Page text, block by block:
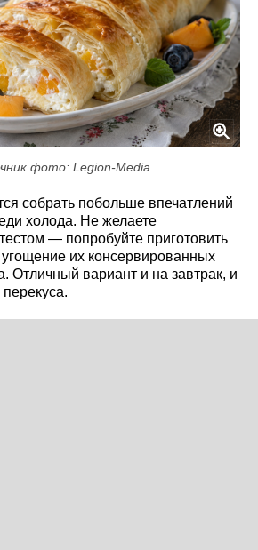
фото: Legion-Media
собрать побольше впечатлений
холода. Не желаете
— попробуйте приготовить
угощение их консервированных
Отличный вариант и на завтрак, и
перекуса.